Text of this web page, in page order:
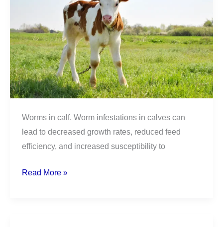
Worms in calf. Worm infestations in calves can
lead to decreased growth rates, reduced feed
efficiency, and increased susceptibility to
Read More »